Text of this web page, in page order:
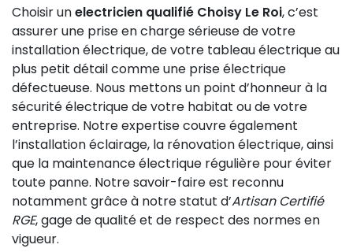
Choisir unelectricien qualifié Choisy Le Roi, c’est
assurer une prise en charge sérieuse de votre
installation électrique, de votre tableau électrique au
plus petit détail comme une prise électrique
défectueuse. Nous mettons un point d’honneur à la
sécurité électrique de votre habitat ou de votre
entreprise. Notre expertise couvre également
l’installation éclairage, la rénovation électrique, ainsi
que la maintenance électrique régulière pour éviter
toute panne. Notre savoir-faire est reconnu
notamment grâce à notre statut d’Artisan Certifié
RGE, gage de qualité et de respect des normes en
vigueur.